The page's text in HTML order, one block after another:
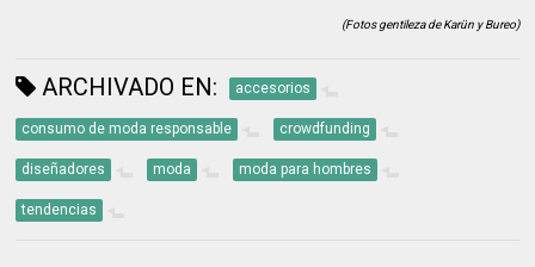
(Fotos gentileza de Karün y Bureo)
ARCHIVADO EN: accesorios
consumo de moda responsable crowdfunding
diseñadores moda moda para hombres
tendencias